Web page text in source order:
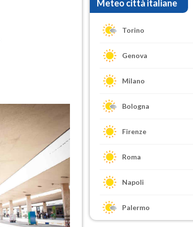
Meteo città italiane
Torino
Genova
Milano
Bologna
Firenze
Roma
Napoli
Palermo